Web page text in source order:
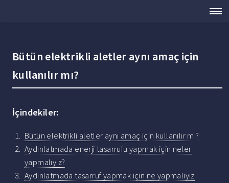
Bütün elektrikli aletler aynı amaç için
kullanılır mı?
İçindekiler:
Bütün elektrikli aletler aynı amaç için kullanılır mı?
Aydınlatmada enerji tasarrufu yapmak için neler
yapmalıyız?
Aydınlatmada tasarruf yapmak için ne yapmalıyız